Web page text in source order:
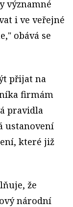
významné
i ve veřejné
obává se
přijat na
firmám
pravidla
ustanovení
které již
že
národní